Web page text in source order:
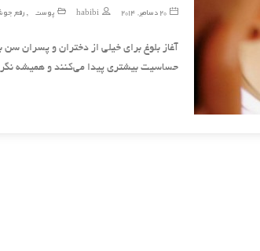
20 دسامبر, 2014 habibi پوست ,رفع
آغاز بلوغ برای خیلی از دختران و پسران
حساسیت بیشتری پیدا می‌کنند و همیشه